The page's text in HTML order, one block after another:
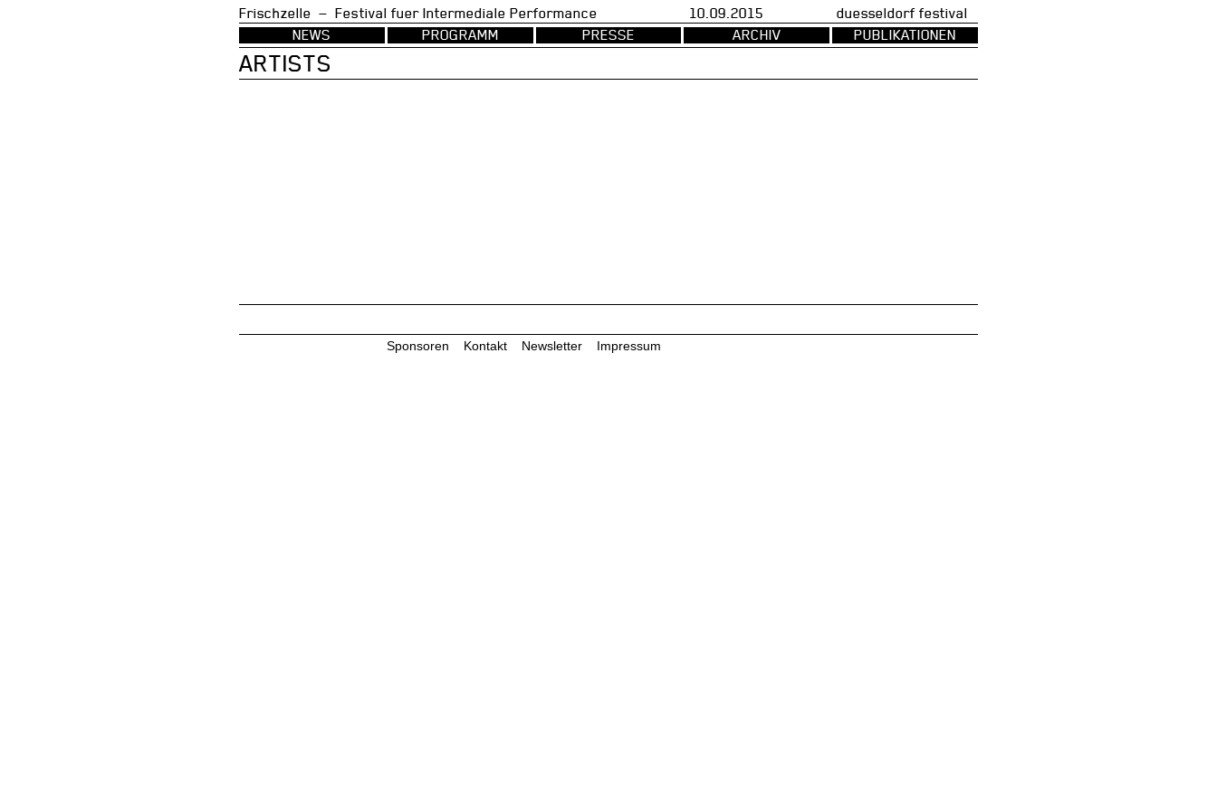
Frischzelle — Festival fuer Intermediale Performance 10.09.2015 duesseldorf festival
NEWS
PROGRAMM PRESSE ARCHIV PUBLIKATIONEN
ARTISTS
Sponsoren Kontakt Newsletter Impressum